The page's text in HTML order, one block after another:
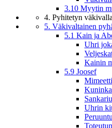
3.10 Myytin
4. Pyhitetyn
5. Väkivaltainen
5.1 Kain ja
Uhri
Kainin
5.9 Joosef
Uhrin